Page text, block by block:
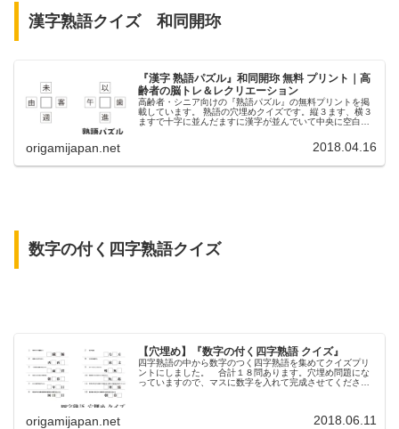
漢字熟語クイズ 和同開珎
『漢字 熟語パズル』和同開珎 無料 プリント｜高
齢者の脳トレ＆レクリエーション
高齢者・シニア向けの『熟語パズル』の無料プリントを掲
載しています。 熟語の穴埋めクイズです。縦３ます、横３
ますで十字に並んだますに漢字が並んでいて中央に空白の
イズかすぐにわかると思います。和同開珎ゲームとも言わ
かりを集めてクイズにしましたので、どなたでも楽しく参
origamijapan.net 2018.04.16
数字の付く四字熟語クイズ
【穴埋め】『数字の付く四字熟語 クイズ』
四字熟語の中から数字のつく四字熟語を集めてクイズプリ
ントにしました。 合計１８問あります。穴埋め問題にな
っていますので、マスに数字を入れて完成させてくださ
origamijapan.net 2018.06.11